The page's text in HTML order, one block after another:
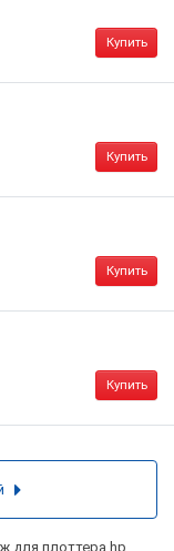
Купить
Купить
Купить
Купить
для плоттера hp